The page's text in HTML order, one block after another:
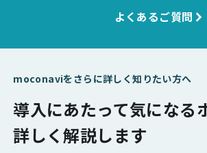
よくあるご質問
moconaviをさらに詳しく知りたい方へ
導入にあたって気になる
詳しく解説します